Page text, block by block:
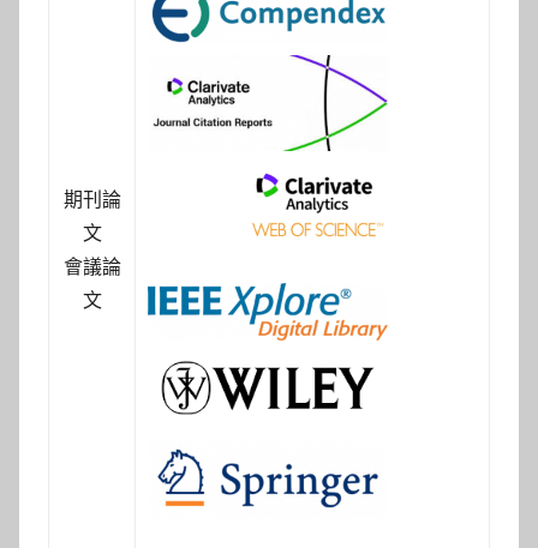
期刊論
文
會議論
文